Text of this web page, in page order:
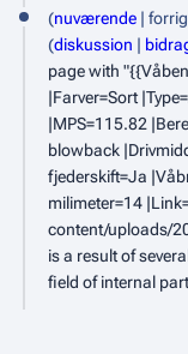
m
n
g
e
n
r
e
d
i
g
e
r
nuværende
diskussion
page with
|Farver=Sort
|MPS=115.82
blowback
fjederskift=Ja
milimeter=14
content/uploads/
is a result of
field of internal